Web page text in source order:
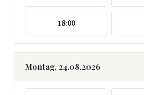
18:00
Montag, 24.08.2026